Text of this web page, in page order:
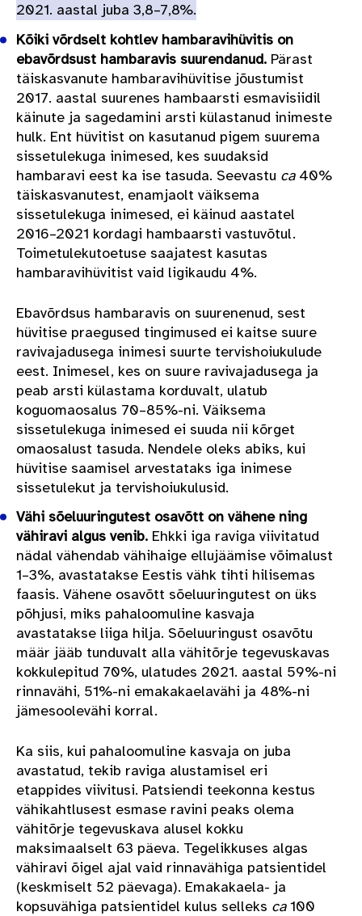
2021. aastal juba 3,8–7,8%.
Kõiki võrdselt kohtlev hambaravihüvitis on
ebavõrdsust hambaravis suurendanud. Pärast
täiskasvanute hambaravihüvitise jõustumist
2017. aastal suurenes hambaarsti esmavisiidil
käinute ja sagedamini arsti külastanud inimeste
hulk. Ent hüvitist on kasutanud pigem suurema
sissetulekuga inimesed, kes suudaksid
hambaravi eest ka ise tasuda. Seevastu ca40%
täiskasvanutest, enamjaolt väiksema
sissetulekuga inimesed, ei käinud aastatel
2016–2021 kordagi hambaarsti vastuvõtul.
Toimetulekutoetuse saajatest kasutas
hambaravihüvitist vaid ligikaudu 4%.
Ebavõrdsus hambaravis on suurenenud, sest
hüvitise praegused tingimused ei kaitse suure
ravivajadusega inimesi suurte tervishoiukulude
eest. Inimesel, kes on suure ravivajadusega ja
peab arsti külastama korduvalt, ulatub
koguomaosalus 70–85%-ni. Väiksema
sissetulekuga inimesed ei suuda nii kõrget
omaosalust tasuda. Nendele oleks abiks, kui
hüvitise saamisel arvestataks iga inimese
sissetulekut ja tervishoiukulusid.
Vähi sõeluuringutest osavõtt on vähene ning
vähiravi algus venib. Ehkki iga raviga viivitatud
nädal vähendab vähihaige ellujäämise võimalust
1–3%, avastatakse Eestis vähk tihti hilisemas
faasis. Vähene osavõtt sõeluuringutest on üks
põhjusi, miks pahaloomuline kasvaja
avastatakse liiga hilja. Sõeluuringust osavõtu
määr jääb tunduvalt alla vähitõrje tegevuskavas
kokkulepitud 70%, ulatudes 2021. aastal 59%-ni
rinnavähi, 51%-ni emakakaelavähi ja 48%-ni
jämesoolevähi korral.
Ka siis, kui pahaloomuline kasvaja on juba
avastatud, tekib raviga alustamisel eri
etappides viivitusi. Patsiendi teekonna kestus
vähikahtlusest esmase ravini peaks olema
vähitõrje tegevuskava alusel kokku
maksimaalselt 63 päeva. Tegelikkuses algas
vähiravi õigel ajal vaid rinnavähiga patsientidel
(keskmiselt 52 päevaga). Emakakaela- ja
kopsuvähiga patsientidel kulus selleks ca100